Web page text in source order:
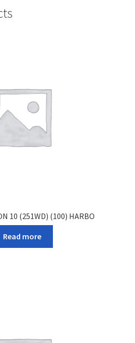
10 (251WD) (100) HARBO
Read more